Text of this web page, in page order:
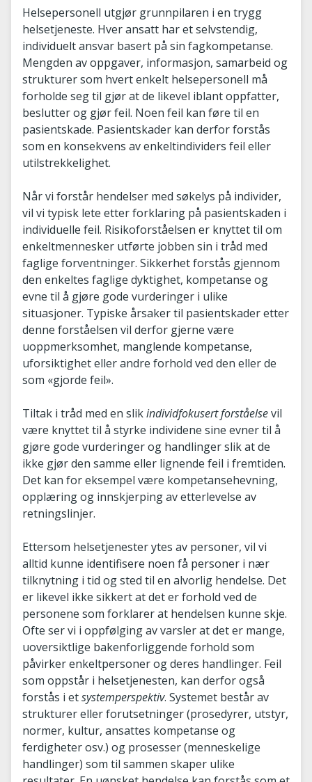
Helsepersonell utgjør grunnpilaren i en trygg
helsetjeneste. Hver ansatt har et selvstendig,
individuelt ansvar basert på sin fagkompetanse.
Mengden av oppgaver, informasjon, samarbeid og
strukturer som hvert enkelt helsepersonell må
forholde seg til gjør at de likevel iblant oppfatter,
beslutter og gjør feil. Noen feil kan føre til en
pasientskade. Pasientskader kan derfor forstås
som en konsekvens av enkeltindividers feil eller
utilstrekkelighet.
Når vi forstår hendelser med søkelys på individer,
vil vi typisk lete etter forklaring på pasientskaden i
individuelle feil. Risikoforståelsen er knyttet til om
enkeltmennesker utførte jobben sin i tråd med
faglige forventninger. Sikkerhet forstås gjennom
den enkeltes faglige dyktighet, kompetanse og
evne til å gjøre gode vurderinger i ulike
situasjoner. Typiske årsaker til pasientskader etter
denne forståelsen vil derfor gjerne være
uoppmerksomhet, manglende kompetanse,
uforsiktighet eller andre forhold ved den eller de
som «gjorde feil».
Tiltak i tråd med en slikindividfokusert forståelsevil
være knyttet til å styrke individene sine evner til å
gjøre gode vurderinger og handlinger slik at de
ikke gjør den samme eller lignende feil i fremtiden.
Det kan for eksempel være kompetansehevning,
opplæring og innskjerping av etterlevelse av
retningslinjer.
Ettersom helsetjenester ytes av personer, vil vi
alltid kunne identifisere noen få personer i nær
tilknytning i tid og sted til en alvorlig hendelse. Det
er likevel ikke sikkert at det er forhold ved de
personene som forklarer at hendelsen kunne skje.
Ofte ser vi i oppfølging av varsler at det er mange,
uoversiktlige bakenforliggende forhold som
påvirker enkeltpersoner og deres handlinger. Feil
som oppstår i helsetjenesten, kan derfor også
forstås i etsystemperspektiv. Systemet består av
strukturer eller forutsetninger (prosedyrer, utstyr,
normer, kultur, ansattes kompetanse og
ferdigheter osv.) og prosesser (menneskelige
handlinger) som til sammen skaper ulike